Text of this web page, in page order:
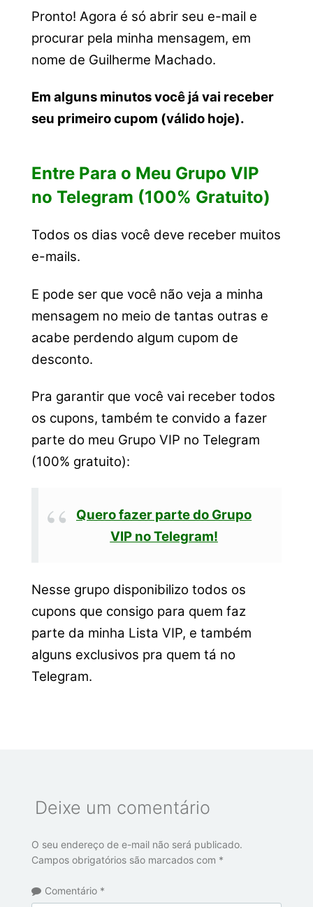
Pronto! Agora é só abrir seu e-mail e
procurar pela minha mensagem, em
nome de Guilherme Machado.
Em alguns minutos você já vai receber
seu primeiro cupom (válido hoje).
Entre Para o Meu Grupo VIP
no Telegram (100% Gratuito)
Todos os dias você deve receber muitos
e-mails.
E pode ser que você não veja a minha
mensagem no meio de tantas outras e
acabe perdendo algum cupom de
desconto.
Pra garantir que você vai receber todos
os cupons, também te convido a fazer
parte do meu Grupo VIP no Telegram
(100% gratuito):
Quero fazer parte do Grupo
VIP no Telegram!
Nesse grupo disponibilizo todos os
cupons que consigo para quem faz
parte da minha Lista VIP, e também
alguns exclusivos pra quem tá no
Telegram.
Deixe um comentário
O seu endereço de e-mail não será publicado.
Campos obrigatórios são marcados com *
Comentário *